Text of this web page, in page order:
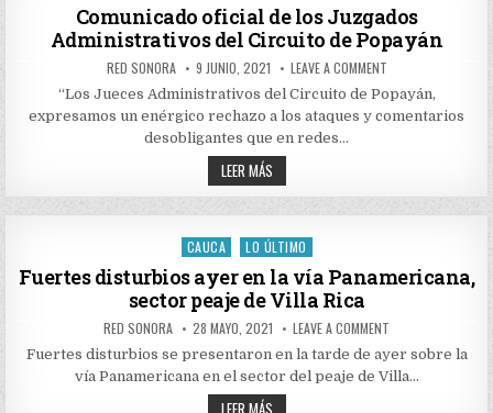
ESMAD
EN
EL
NORTE
DE
POPAYÁN
in
Comunicado oficial de los Juzgados
Administrativos del Circuito de Popayán
AUTHOR:
RED SONORA PUBLISHED
DATE:
9 JUNIO, 2021 LEAVE A COMMENTON
OFICIAL
DE
LOS
POPAYÁN
“Los Jueces Administrativos del Circuito de Popayán,
expresamos un enérgico rechazo a los ataques y comentarios
desobligantes que en redes…
LEER MÁSCOMUNICADO
OFICIAL
DE
LOS
ADMINISTRATIVOS
DEL
CIRCUITO
DE
POPAYÁN
Posted
CAUCA LO ÚLTIMO
Fuertes disturbios ayer en la vía Panamericana,
sector peaje de Villa Rica
AUTHOR:
RED SONORA PUBLISHED
DATE:
28 MAYO, 2021 LEAVE A COMMENT
DISTURBIOS
AYER
EN
Fuertes disturbios se presentaron en la tarde de ayer sobre la
vía Panamericana en el sector del peaje de Villa…
LEER MÁSFUERTES